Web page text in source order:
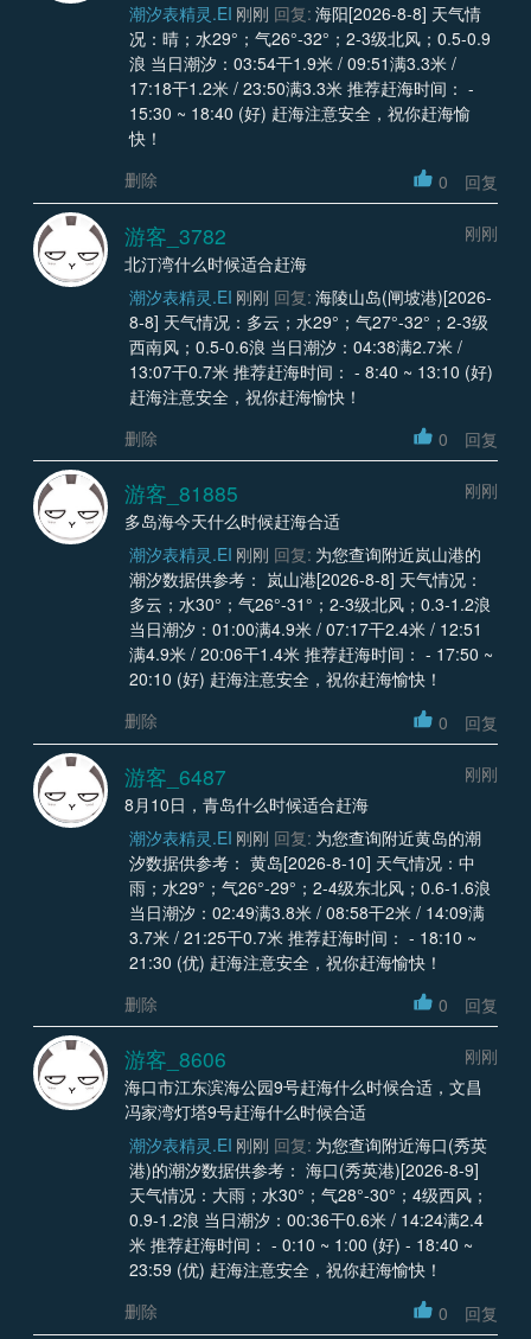
潮汐表精灵.EI 刚刚 回复: 海阳[2026-8-8] 天气情
况：晴；水29°；气26°-32°；2-3级北风；0.5-0.9
浪 当日潮汐：03:54干1.9米 / 09:51满3.3米 /
17:18干1.2米 / 23:50满3.3米 推荐赶海时间： -
15:30 ~ 18:40 (好) 赶海注意安全，祝你赶海愉
快！
删除
0 回复
游客_3782
刚刚
北汀湾什么时候适合赶海
潮汐表精灵.EI 刚刚 回复: 海陵山岛(闸坡港)[2026-
8-8] 天气情况：多云；水29°；气27°-32°；2-3级
西南风；0.5-0.6浪 当日潮汐：04:38满2.7米 /
13:07干0.7米 推荐赶海时间： - 8:40 ~ 13:10 (好)
赶海注意安全，祝你赶海愉快！
删除
0 回复
游客_81885
刚刚
多岛海今天什么时候赶海合适
潮汐表精灵.EI 刚刚 回复: 为您查询附近岚山港的
潮汐数据供参考： 岚山港[2026-8-8] 天气情况：
多云；水30°；气26°-31°；2-3级北风；0.3-1.2浪
当日潮汐：01:00满4.9米 / 07:17干2.4米 / 12:51
满4.9米 / 20:06干1.4米 推荐赶海时间： - 17:50 ~
20:10 (好) 赶海注意安全，祝你赶海愉快！
删除
0 回复
游客_6487
刚刚
8月10日，青岛什么时候适合赶海
潮汐表精灵.EI 刚刚 回复: 为您查询附近黄岛的潮
汐数据供参考： 黄岛[2026-8-10] 天气情况：中
雨；水29°；气26°-29°；2-4级东北风；0.6-1.6浪
当日潮汐：02:49满3.8米 / 08:58干2米 / 14:09满
3.7米 / 21:25干0.7米 推荐赶海时间： - 18:10 ~
21:30 (优) 赶海注意安全，祝你赶海愉快！
删除
0 回复
游客_8606
刚刚
海口市江东滨海公园9号赶海什么时候合适，文昌
冯家湾灯塔9号赶海什么时候合适
潮汐表精灵.EI 刚刚 回复: 为您查询附近海口(秀英
港)的潮汐数据供参考： 海口(秀英港)[2026-8-9]
天气情况：大雨；水30°；气28°-30°；4级西风；
0.9-1.2浪 当日潮汐：00:36干0.6米 / 14:24满2.4
米 推荐赶海时间： - 0:10 ~ 1:00 (好) - 18:40 ~
23:59 (优) 赶海注意安全，祝你赶海愉快！
删除
0 回复